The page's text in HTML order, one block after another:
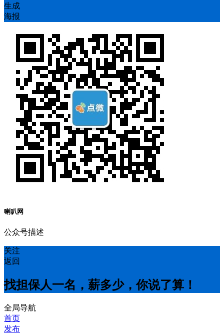
生成
海报
喇叭网
公众号描述
关注
返回
找担保人一名，薪多少，你说了算！
全局导航
首页
发布